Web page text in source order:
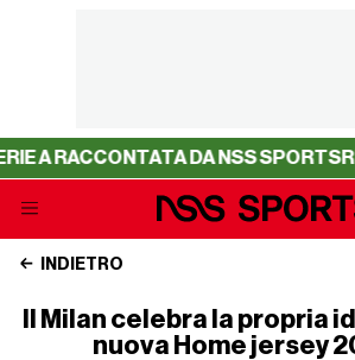
DA NSS SPORTSRESIDENCY -
INDIETRO
Il Milan celebra la propria
nuova Home jersey